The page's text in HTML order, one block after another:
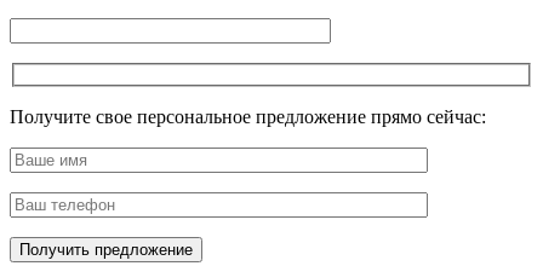
Получите свое персональное предложение прямо сейчас: